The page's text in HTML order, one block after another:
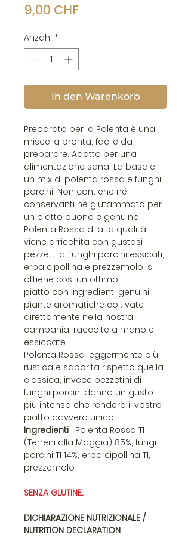
9,00 CHFPreis
Anzahl *
In den Warenkorb
Preparato per la Polenta è una
miscella pronta, facile da
preparare. Adatto per una
alimentazione sana. La base e
un mix di polenta rossa e funghi
porcini. Non contiene né
conservanti né glutammato per
un piatto buono e genuino.
Polenta Rossa di alta qualità
viene arricchita con gustosi
pezzetti di funghi porcini essicati,
erba cipollina e prezzemolo, si
ottiene cosi un ottimo
piatto con ingredienti genuini,
piante aromatiche coltivate
direttamente nella nostra
campania, raccolte a mano e
essiccate.
Polenta Rossa leggermente più
rustica e saporita rispetto quella
classica, invece pezzetini di
funghi porcini danno un gusto
più intenso che renderà il vostro
piatto davvero unico.
Ingredienti : Polenta Rossa TI
(Terreni alla Maggia) 85%, fungi
porcini TI 14%, erba cipollina TI,
prezzemolo TI
SENZA GLUTINE.
DICHIARAZIONE NUTRIZIONALE /
NUTRITION DECLARATION